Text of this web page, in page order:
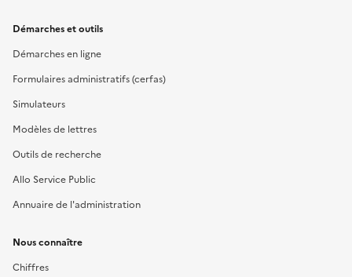
Démarches et outils
Démarches en ligne
Formulaires administratifs (cerfas)
Simulateurs
Modèles de lettres
Outils de recherche
Allo Service Public
Annuaire de l'administration
Nous connaître
Chiffres